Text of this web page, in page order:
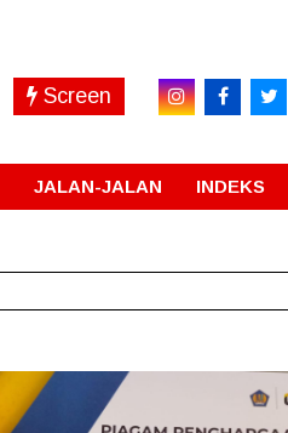
Screen
JALAN-JALAN INDEKS